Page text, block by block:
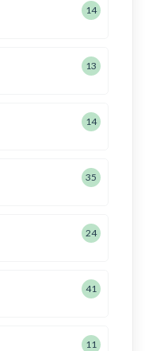
14
13
14
35
24
41
11